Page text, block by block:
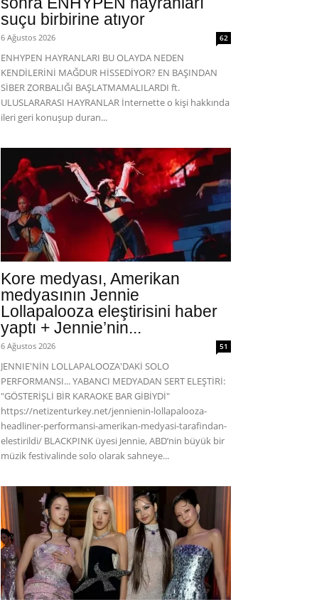
suçu birbirine atıyor
6 Ağustos 2026 62
ENHYPEN HAYRANLARI BU OLAYDA NEDEN
KENDİLERİNİ MAĞDUR HİSSEDİYOR? EN BAŞINDAN
SİBER ZORBALIĞI BAŞLATMAMALILARDI ft.
ULUSLARARASI HAYRANLAR İnternette o kişi hakkında
ileri geri konuşup duran...
Kore medyası, Amerikan
medyasının Jennie
Lollapalooza eleştirisini haber
yaptı + Jennie’nin...
6 Ağustos 2026 51
JENNIE'NİN LOLLAPALOOZA'DAKİ SOLO
PERFORMANSI... YABANCI MEDYADAN SERT ELEŞTİRİ:
"GÖSTERİŞLİ BİR KARAOKE BAR GİBİYDİ"
https://netizenturkey.net/jennienin-lollapalooza-
headliner-performansi-amerikan-medyasi-tarafindan-
elestirildi/ BLACKPINK üyesi Jennie, ABD’nin büyük bir
müzik festivalinde solo olarak sahneye...